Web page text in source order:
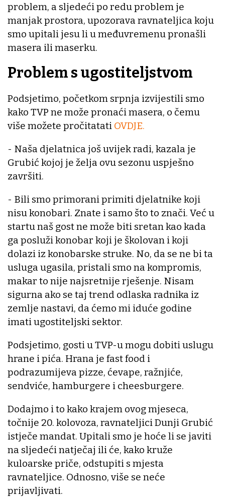
problem, a sljedeći po redu problem je
manjak prostora, upozorava ravnateljica koju
smo upitali jesu li u međuvremenu pronašli
masera ili maserku.
Problem s ugostiteljstvom
Podsjetimo, početkom srpnja izvijestili smo
kako TVP ne može pronaći masera, o čemu
više možete pročitatati OVDJE.
- Naša djelatnica još uvijek radi, kazala je
Grubić kojoj je želja ovu sezonu uspješno
završiti.
- Bili smo primorani primiti djelatnike koji
nisu konobari. Znate i samo što to znači. Već u
startu naš gost ne može biti sretan kao kada
ga posluži konobar koji je školovan i koji
dolazi iz konobarske struke. No, da se ne bi ta
usluga ugasila, pristali smo na kompromis,
makar to nije najsretnije rješenje. Nisam
sigurna ako se taj trend odlaska radnika iz
zemlje nastavi, da ćemo mi iduće godine
imati ugostiteljski sektor.
Podsjetimo, gosti u TVP-u mogu dobiti uslugu
hrane i pića. Hrana je fast food i
podrazumijeva pizze, ćevape, ražnjiće,
sendviće, hamburgere i cheesburgere.
Dodajmo i to kako krajem ovog mjeseca,
točnije 20. kolovoza, ravnateljici Dunji Grubić
istječe mandat. Upitali smo je hoće li se javiti
na sljedeći natječaj ili će, kako kruže
kuloarske priče, odstupiti s mjesta
ravnateljice. Odnosno, više se neće
prijavljivati.